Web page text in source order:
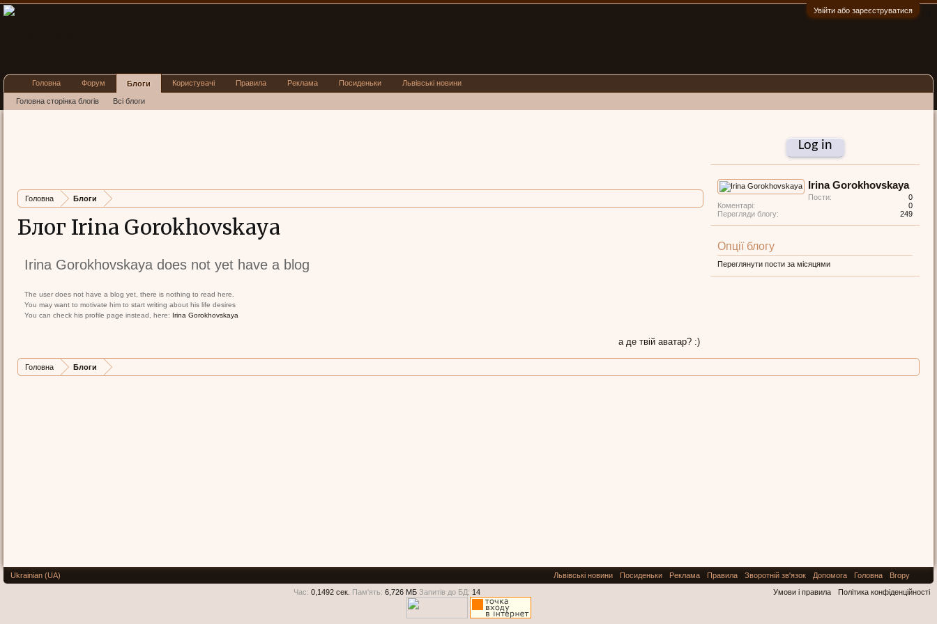
Увійти або зареєструватися
Головна Блоги
Блог Irina Gorokhovskaya
Irina Gorokhovskaya does not yet have a blog
The user does not have a blog yet, there is nothing to read here.
You may want to motivate him to start writing about his life desires
You can check his profile page instead, here: Irina Gorokhovskaya
а де твій аватар? :)
Log in
Irina Gorokhovskaya
Пости:
0
Коментарі:
0
Перегляди блогу:
249
Опції блогу
Переглянути пости за місяцями
Головна Блоги
Головна Форум Блоги
Головна сторінка блогів Всі блоги
Користувачі Правила Реклама Посиденьки Львівські новини
Ukrainian (UA) Львівські новини Посиденьки Реклама Правила Зворотній зв'язок Допомога Головна
Вгору
Умови і правила
Політика конфіденційності
Час: 0,1492 сек. Пам'ять: 6,726 МБ Запитів до БД: 14